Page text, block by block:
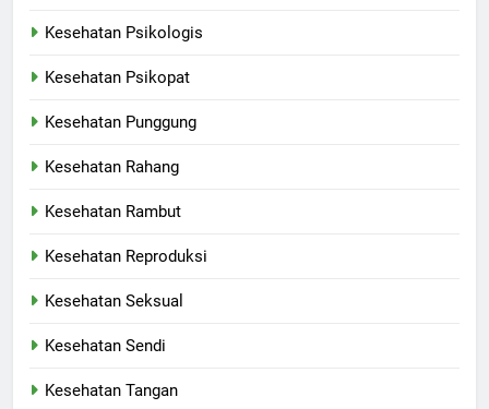
Kesehatan Psikologis
Kesehatan Psikopat
Kesehatan Punggung
Kesehatan Rahang
Kesehatan Rambut
Kesehatan Reproduksi
Kesehatan Seksual
Kesehatan Sendi
Kesehatan Tangan